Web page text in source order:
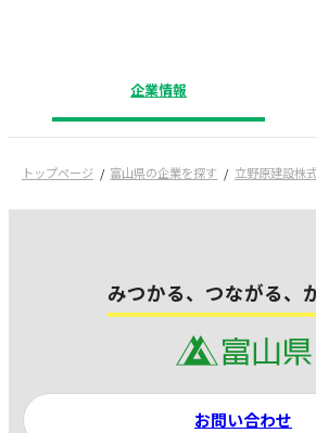
企業情報
トップページ 富山県の企業を探す 立野原建設株
みつかる、つながる、
お問い合わせ